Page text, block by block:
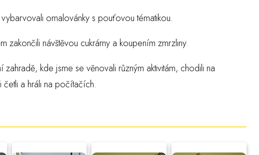
omalovánky s pouťovou tématikou.
návštěvou cukrárny a koupením zmrzliny.
zahradě, kde jsme se věnovali různým aktivitám, chodili na
a hráli na počítačích.